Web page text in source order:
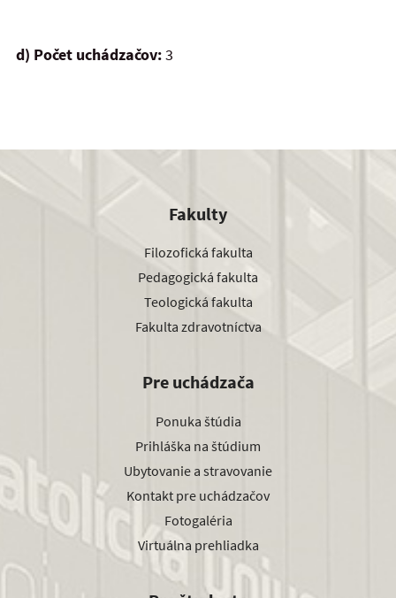
d) Počet uchádzačov:3
Fakulty
Filozofická fakulta
Pedagogická fakulta
Teologická fakulta
Fakulta zdravotníctva
Pre uchádzača
Ponuka štúdia
Prihláška na štúdium
Ubytovanie a stravovanie
Kontakt pre uchádzačov
Fotogaléria
Virtuálna prehliadka